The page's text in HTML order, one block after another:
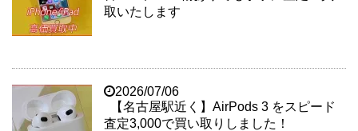
取いたします
2026/07/06
【名古屋駅近く】AirPods 3 をスピード
査定3,000で買い取りしました！